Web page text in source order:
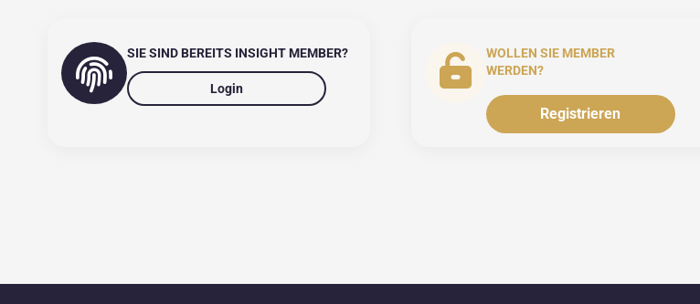
SIE SIND BEREITS INSIGHT MEMBER?
Login
WOLLEN SIE MEMBER
WERDEN?
Registrieren